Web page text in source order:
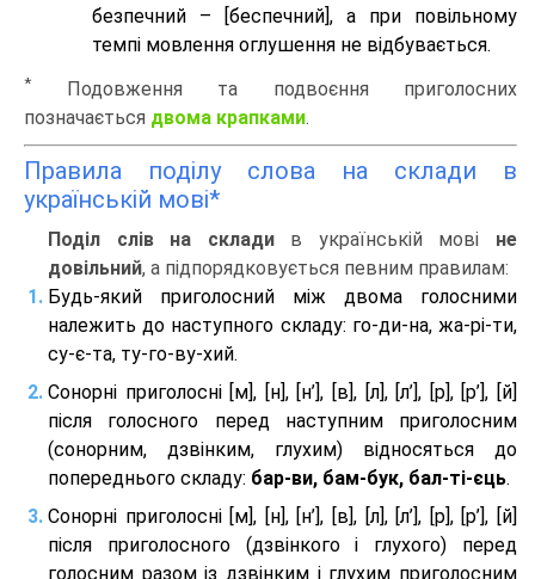
безпечний – [беспечний], а при повільному
темпі мовлення оглушення не відбувається.
*
Подовження та подвоєння приголосних
позначається двома крапками.
Правила поділу слова на склади в
українській мові*
Поділ слів на складив українській мові не
довільний, а підпорядковується певним правилам:
Будь-який приголосний між двома голосними
належить до наступного складу: го-ди-на, жа-рі-ти,
су-є-та, ту-го-ву-хий.
Сонорні приголосні [м], [н], [н’], [в], [л], [л’], [р], [р’], [й]
після голосного перед наступним приголосним
(сонорним, дзвінким, глухим) відносяться до
попереднього складу: бар-ви, бам-бук, бал-ті-єць.
Сонорні приголосні [м], [н], [н’], [в], [л], [л’], [р], [р’], [й]
після приголосного (дзвінкого і глухого) перед
голосним разом із дзвінким і глухим приголосним